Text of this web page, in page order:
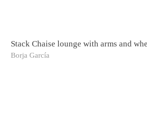
Stack Chaise lounge with arms and
Borja García